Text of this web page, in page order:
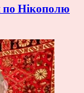
по Нікополю